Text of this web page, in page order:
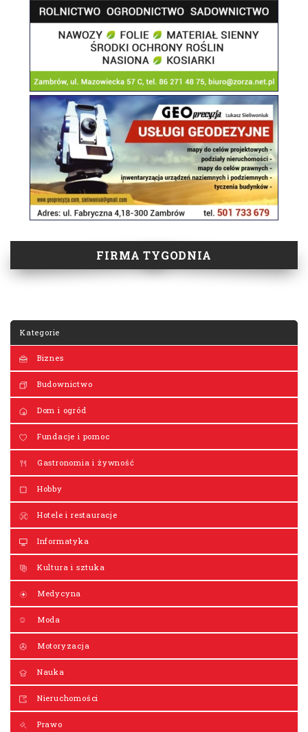
FIRMA TYGODNIA
Kategorie
Biznes
Budownictwo
Dom i ogród
Fundacje i pomoc
Gastronomia i żywność
Hobby
Hotele i restauracje
Informatyka
Kultura i sztuka
Medycyna
Moda
Motoryzacja
Nauka
Nieruchomości
Prawo